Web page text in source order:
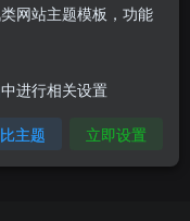
网站主题模板，功能
中进行相关设置
主题 立即设置